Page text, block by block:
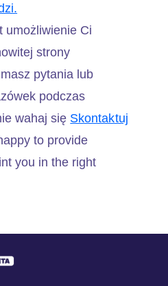
umożliwienie Ci
strony
pytania lub
podczas
wahaj się Skontaktuj
to provide
you in the right